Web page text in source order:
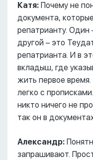
Катя: Почему не
документа,
репатрианту. Один
другой – это
репатрианта. И в
вкладыш, где
жить первое
легко с
никто ничего не
так он в
Александр:
запрашивают.